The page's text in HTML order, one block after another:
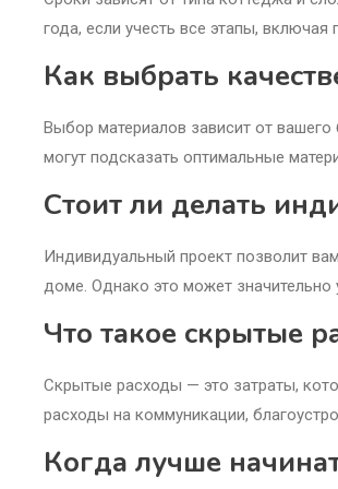
года, если учесть все этапы,
Как выбрать
Выбор материалов зависит от
могут подсказать оптимальные
Стоит ли делать
Индивидуальный проект позволит
доме. Однако это может значительно
Что такое скрытые
Скрытые расходы — это затраты,
расходы на коммуникации,
Когда лучше